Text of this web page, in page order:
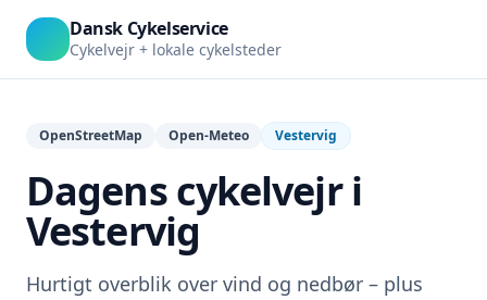
Dansk Cykelservice
Cykelvejr + lokale cykelsteder
OpenStreetMap Open-Meteo Vestervig
Dagens cykelvejr i
Vestervig
Hurtigt overblik over vind og nedbør – plus